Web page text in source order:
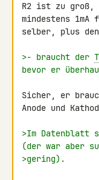
R2 ist zu groß,
mindestens
selber, plus
>- braucht der
bevor er
Sicher, er
Anode und
>Im Datenblatt
(der war aber
>gering).